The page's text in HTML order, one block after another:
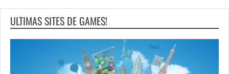
ULTIMAS SITES DE GAMES!